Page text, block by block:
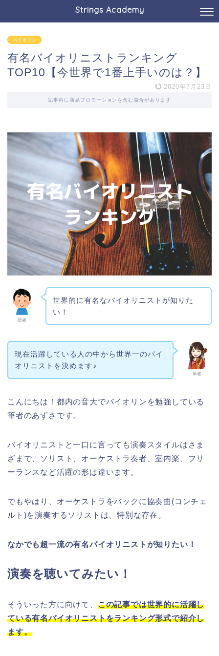
Strings Academy
バイオリン
有名バイオリニストランキング
TOP10【今世界で1番上手いのは？】
2020年7月23日
記事内に商品プロモーションを含む場合があります
読者
世界的に有名なバイオリニストが知りた
い！
筆者
現在活躍している人の中から世界一のバイ
オリニストを決めます♪
こんにちは！都内の音大でバイオリンを勉強している
筆者のあずさです。
バイオリニストと一口に言っても演奏スタイルはさま
ざまで、ソリスト、オーケストラ奏者、室内楽、フリ
ーランスなど活躍の形は違います。
でもやはり、オーケストラをバックに協奏曲(コンチェ
ルト)を演奏するソリストは、特別な存在。
なかでも超一流の有名バイオリニストが知りたい！
演奏を聴いてみたい！
そういった方に向けて、 この記事では世界的に活躍し
ている有名バイオリニストをランキング形式で紹介し
ます。